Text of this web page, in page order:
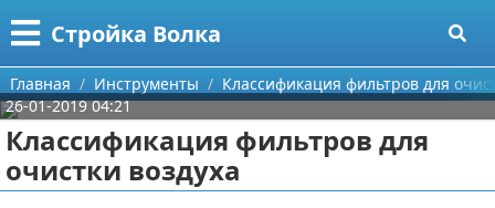
Стройка Волка
Меню
Главная
Категории
Строительство
Поиск
Главная Инструменты
Классификация фильтров для
26-01-2019 04:21
Классификация фильтров для
очистки воздуха